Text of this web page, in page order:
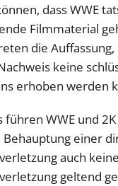
dass WWE
Filmmaterial
die Auffassung,
keine
erhoben werden
WWE und
Behauptung einer
auch
geltend